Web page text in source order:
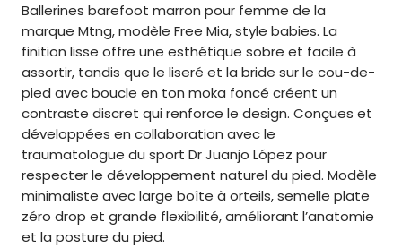
Ballerines barefoot marron pour femme de la
marque Mtng, modèle Free Mia, style babies. La
finition lisse offre une esthétique sobre et facile à
assortir, tandis que le liseré et la bride sur le cou-de-
pied avec boucle en ton moka foncé créent un
contraste discret qui renforce le design. Conçues et
développées en collaboration avec le
traumatologue du sport Dr Juanjo López pour
respecter le développement naturel du pied. Modèle
minimaliste avec large boîte à orteils, semelle plate
zéro drop et grande flexibilité, améliorant l’anatomie
et la posture du pied.